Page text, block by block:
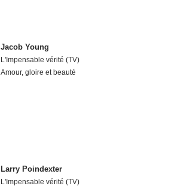
Jacob Young
L'Impensable vérité (TV)
Amour, gloire et beauté
Larry Poindexter
L'Impensable vérité (TV)